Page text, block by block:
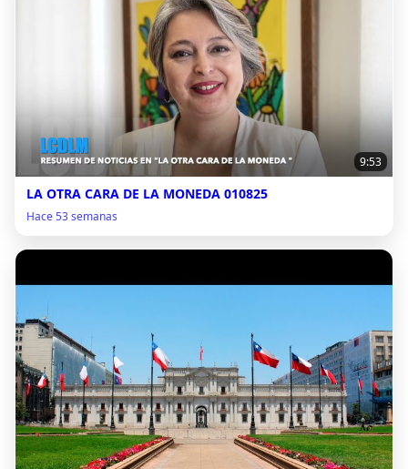
9:53
LA OTRA CARA DE LA MONEDA 010825
Hace 53 semanas